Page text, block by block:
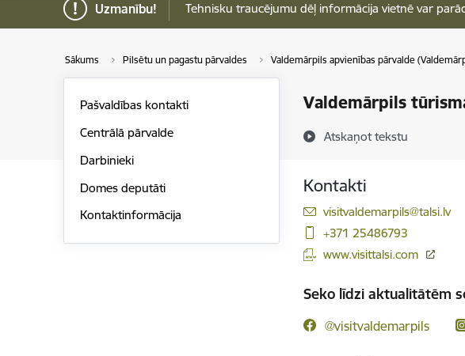
Uzmanību! Tehnisku traucējumu dēļ informācija vietnē var
Sākums Pilsētu un pagastu pārvaldes Valdemārpils apvienības pārvalde
Valdemārpils
Atskaņot tekstu
Pašvaldības kontakti
Centrālā pārvalde
Darbinieki
Domes deputāti
Kontaktinformācija
Kontakti
E-pasts:
visitvaldemarpils@talsi.lv
+371 25486793
www.visittalsi.com
Seko līdzi aktualitātēm
@visitvaldemarpils